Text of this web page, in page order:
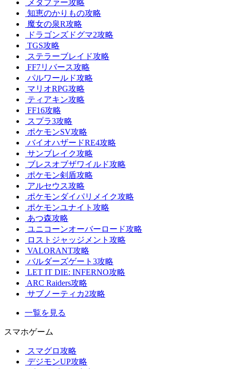
メタファー攻略
知恵のかりもの攻略
魔女の泉R攻略
ドラゴンズドグマ2攻略
TGS攻略
ステラーブレイド攻略
FF7リバース攻略
パルワールド攻略
マリオRPG攻略
ティアキン攻略
FF16攻略
スプラ3攻略
ポケモンSV攻略
バイオハザードRE4攻略
サンブレイク攻略
ブレスオブザワイルド攻略
ポケモン剣盾攻略
アルセウス攻略
ポケモンダイパリメイク攻略
ポケモンユナイト攻略
あつ森攻略
ユニコーンオーバーロード攻略
ロストジャッジメント攻略
VALORANT攻略
バルダーズゲート3攻略
LET IT DIE: INFERNO攻略
ARC Raiders攻略
サブノーティカ2攻略
一覧を見る
スマホゲーム
スマグロ攻略
デジモンUP攻略